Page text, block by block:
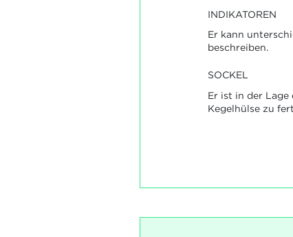
INDIKATOREN
Er kann
beschreiben.
SOCKEL
Er ist in der Lage
Kegelhülse zu